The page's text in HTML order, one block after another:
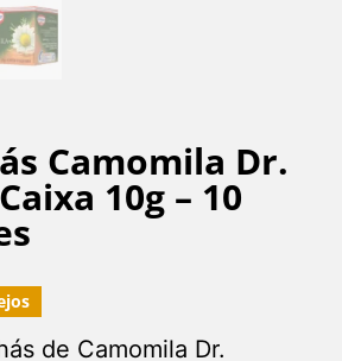
Camomila Dr.
10g – 10
de Camomila Dr.